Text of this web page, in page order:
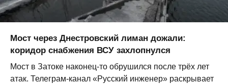
Мост через Днестровский лиман дожали:
коридор снабжения ВСУ захлопнулся
Мост в Затоке наконец-то обрушился после трёх лет
атак. Телеграм-канал «Русский инженер» раскрывает